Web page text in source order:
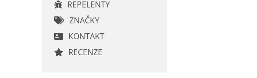
REPELENTY
ZNAČKY
KONTAKT
RECENZE